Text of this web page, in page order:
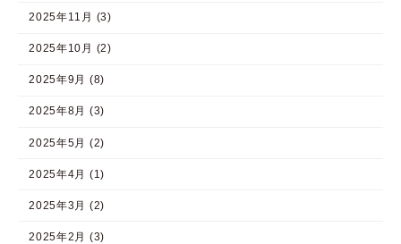
2025年11月 (3)
2025年10月 (2)
2025年9月 (8)
2025年8月 (3)
2025年5月 (2)
2025年4月 (1)
2025年3月 (2)
2025年2月 (3)